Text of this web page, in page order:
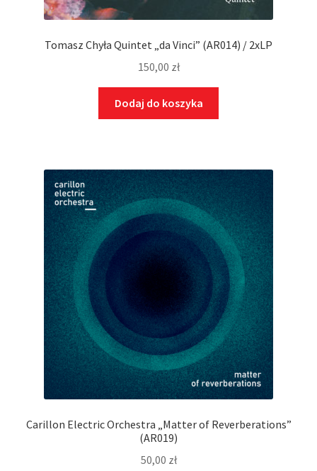
Tomasz Chyła Quintet „da Vinci” (AR014) / 2xLP
150,00 zł
Dodaj do koszyka
Carillon Electric Orchestra „Matter of Reverberations”
(AR019)
50,00 zł